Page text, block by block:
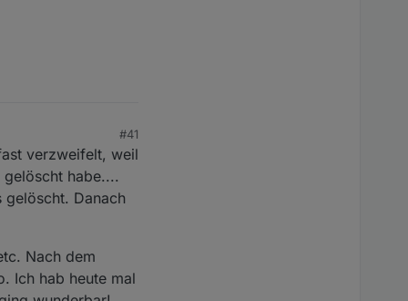
#41
verzweifelt, weil
habe....
gelöscht. Danach
Nach dem
Ich hab heute mal